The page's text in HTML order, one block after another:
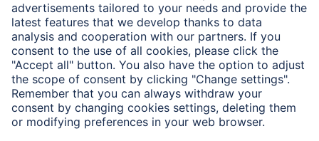
Właściwości elektrotechniczne
Maks. prędkość przesyłu
danych
480 Mbit/s